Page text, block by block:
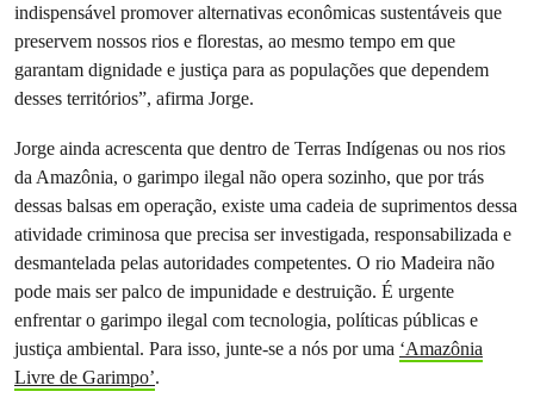
indispensável promover alternativas econômicas sustentáveis que
preservem nossos rios e florestas, ao mesmo tempo em que
garantam dignidade e justiça para as populações que dependem
desses territórios”, afirma Jorge.
Jorge ainda acrescenta que dentro de Terras Indígenas ou nos rios
da Amazônia, o garimpo ilegal não opera sozinho, que por trás
dessas balsas em operação, existe uma cadeia de suprimentos dessa
atividade criminosa que precisa ser investigada, responsabilizada e
desmantelada pelas autoridades competentes. O rio Madeira não
pode mais ser palco de impunidade e destruição. É urgente
enfrentar o garimpo ilegal com tecnologia, políticas públicas e
justiça ambiental. Para isso, junte-se a nós por uma ‘Amazônia
Livre de Garimpo’.